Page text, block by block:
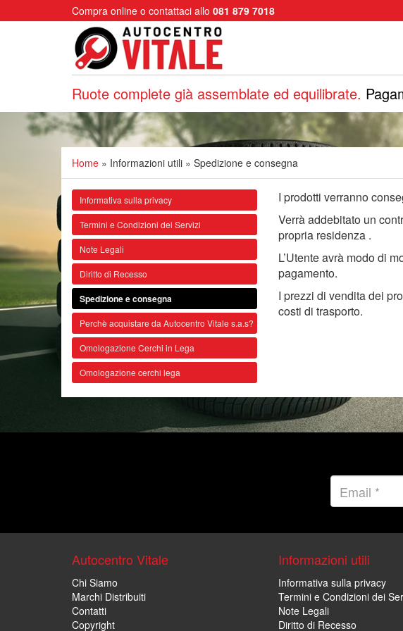
Compra online o contattaci allo 081 879 7018
Ruote complete già assemblate ed equilibrate.
Home » Informazioni utili » Spedizione e consegna
Informativa sulla privacy
Termini e Condizioni dei Servizi
Note Legali
Diritto di Recesso
Spedizione e consegna
Perchè acquistare da Autocentro Vitale s.a.s?
Omologazione Cerchi in Lega
Omologazione cerchi lega
I prodotti verranno
Verrà addebitato un
propria residenza .
L’Utente avrà modo di
pagamento.
I prezzi di vendita dei
costi di trasporto.
Autocentro Vitale
Chi Siamo
Marchi Distribuiti
Contatti
Copyright
Informazioni utili
Informativa sulla privacy
Termini e Condizioni dei
Note Legali
Diritto di Recesso